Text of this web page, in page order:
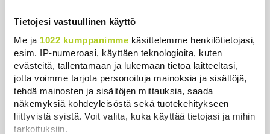
Tietojesi vastuullinen käyttö
Me ja 1022 kumppanimme käsittelemme henkilötietojasi,
esim. IP-numeroasi, käyttäen teknologioita, kuten
evästeitä, tallentamaan ja lukemaan tietoa laitteeltasi,
jotta voimme tarjota personoituja mainoksia ja sisältöjä,
tehdä mainosten ja sisältöjen mittauksia, saada
näkemyksiä kohdeyleisöstä sekä tuotekehitykseen
liittyvistä syistä. Voit valita, kuka käyttää tietojasi ja mihin
tarkoituksiin.
Uutiset | 5.8.2026 21:45
Poliisi tutkii useita seksuaalirikoksia
Turussa – kohdistuneet sattumalta
valikoituihin naisiin
Uutiset | 7.8.2026 10:55
Keskustan Siika-aho kertoo, mikä